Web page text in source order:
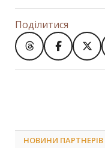
Поділитися
НОВИНИ ПАРТНЕРІВ